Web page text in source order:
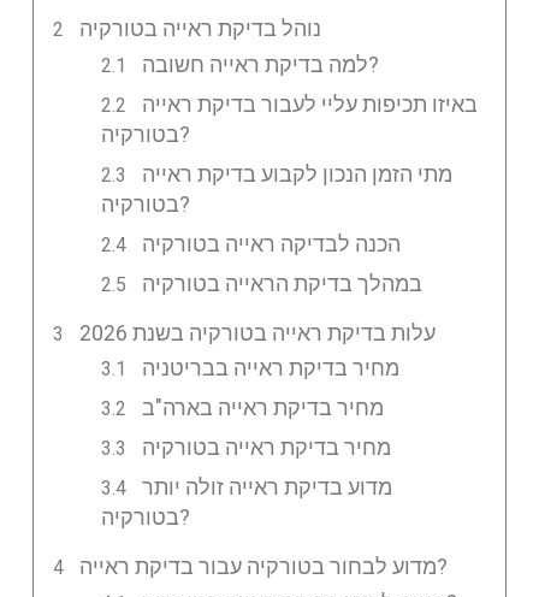
נוהל בדיקת ראייה בטורקיה
למה בדיקת ראייה חשובה?
באיזו תכיפות עליי לעבור בדיקת ראייה
בטורקיה?
מתי הזמן הנכון לקבוע בדיקת ראייה
בטורקיה?
הכנה לבדיקה ראייה בטורקיה
במהלך בדיקת הראייה בטורקיה
עלות בדיקת ראייה בטורקיה בשנת 2026
מחיר בדיקת ראייה בבריטניה
מחיר בדיקת ראייה בארה"ב
מחיר בדיקת ראייה בטורקיה
מדוע בדיקת ראייה זולה יותר
בטורקיה?
מדוע לבחור בטורקיה עבור בדיקת ראייה?